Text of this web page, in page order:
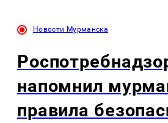
Новости Мурманска
напомнил
правила